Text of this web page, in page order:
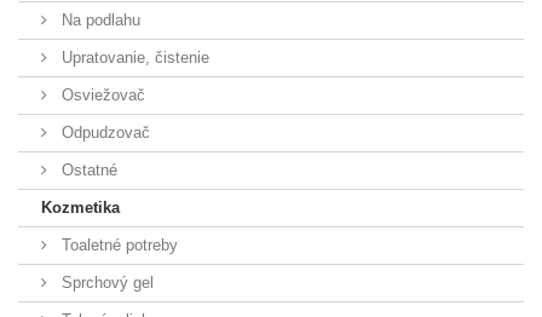
Na podlahu
Upratovanie, čistenie
Osviežovač
Odpudzovač
Ostatné
Kozmetika
Toaletné potreby
Sprchový gel